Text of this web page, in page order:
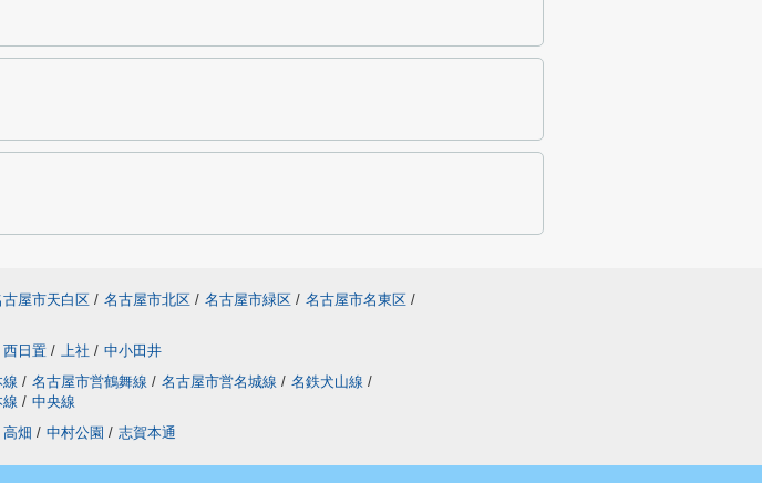
古屋市天白区 / 名古屋市北区 / 名古屋市緑区 / 名古屋市名東区 /
西日置 / 上社 / 中小田井
/ 名古屋市営鶴舞線 / 名古屋市営名城線 / 名鉄犬山線 /
/ 中央線
高畑 / 中村公園 / 志賀本通